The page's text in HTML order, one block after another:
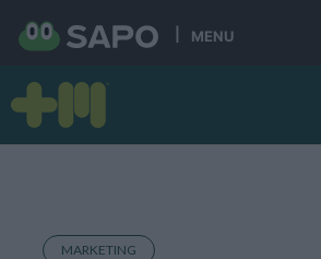
MENU
MARKETING